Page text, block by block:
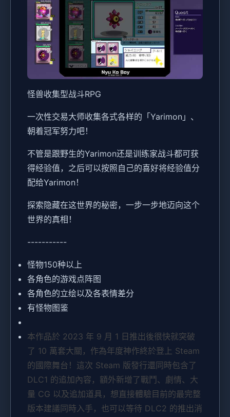
怪兽收集型战斗RPG
一次性交易大师收集各式各样的「Yarimon」、
朝着冠军努力吧！
不管是跟野生的Yarimon还是训练家战斗都可获
得经验值，之后可以按照自己的喜好将经验值分
配给Yarimon！
探索隐藏在这世界的秘密，一步一步地迈向这个
世界的真相！
-----------
怪物150种以上
各角色的游戏点阵图
各角色的立绘以及各表情差分
有怪物图鉴
本作品於 2023 年 9 月 1 日推出後很快就突破
了 10 萬套大關，作為年度神作終於登上 Steam
的國際舞台！這次 Steam 版發行還同時包含了
DLC1 的追加內容，額外新增了戰鬥、劇情、大
量 CG 以及追加道具，想直接體驗目前的最完整
版本建議同時入手，也可以等待 DLC2 的推出消